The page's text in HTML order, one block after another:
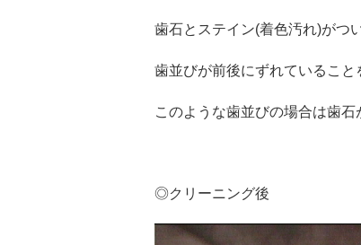
歯石とステイン(着色汚れ)がつ
歯並びが前後にずれていること
このような歯並びの場合は歯石
◎クリーニング後